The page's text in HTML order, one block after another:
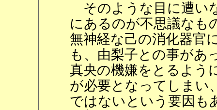
そのような目に遭い
にあるのが不思議なも
無神経な己の消化器官
も、由梨子との事があ
真央の機嫌をとるよう
が必要となってしまい
ではないという要因も